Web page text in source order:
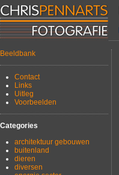
Beeldbank
Contact
Links
Uitleg
Voorbeelden
Categories
architektuur gebouwen
buitenland
dieren
diversen